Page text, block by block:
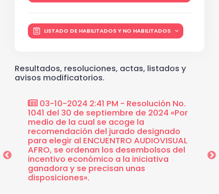
LISTADO DE HABILITADOS Y NO HABILITADOS
Resultados, resoluciones, actas, listados y
avisos modificatorios.
de
03-10-2024 2:41 PM - Resolución No.
1041 del 30 de septiembre de 2024 «Por
medio de la cual se acoge la
recomendación del jurado designado
para elegir al ENCUENTRO AUDIOVISUAL
AFRO, se ordenan los desembolsos del
incentivo económico a la iniciativa
ganadora y se precisan unas
disposiciones».